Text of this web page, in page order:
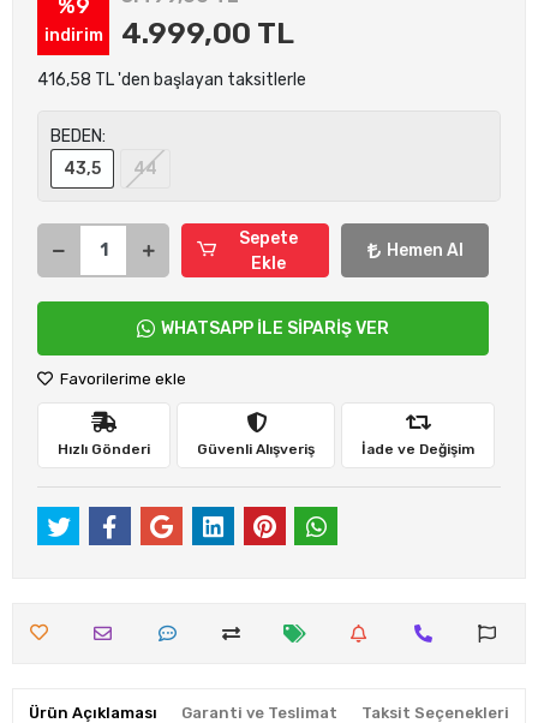
%9
indirim 4.999,00 TL
416,58 TL 'den başlayan taksitlerle
BEDEN:
43,5
44
Sepete
Ekle
Hemen Al
WHATSAPP İLE SİPARİŞ VER
Favorilerime ekle
Hızlı Gönderi Güvenli Alışveriş İade ve Değişim
Ürün Açıklaması Garanti ve Teslimat Taksit Seçenekleri